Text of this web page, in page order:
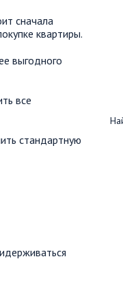
сначала
квартиры.
выгодного
все
стандартную